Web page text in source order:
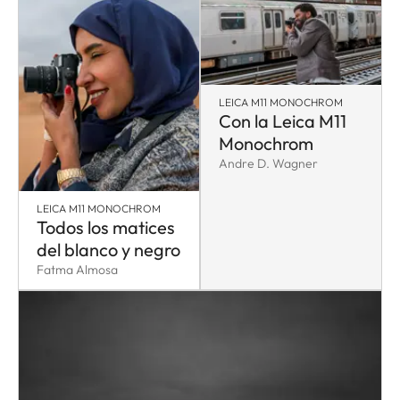
LEICA M11 MONOCHROM
Todos los matices
del blanco y negro
Fatma Almosa
LEICA M11 MONOCHROM
Con la Leica M11
Monochrom
Andre D. Wagner